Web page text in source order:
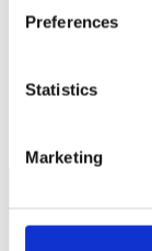
Preferences
Statistics
Marketing